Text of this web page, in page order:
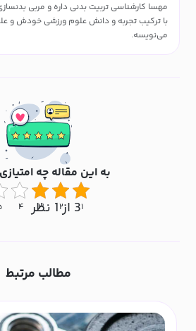
مهسا کارشناسی تربیت بدنی داره و مربی
با ترکیب تجربه و دانش علوم ورزشی خودش و
می‌نویسه.
به این مقاله چه
3 از 1 نظر۱ ۲ ۳ ۴
مطالب مرتبط